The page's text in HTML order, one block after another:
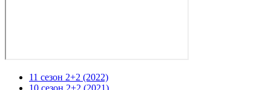
11 сезон 2+2 (2022)
10 сезон 2+2 (2021)